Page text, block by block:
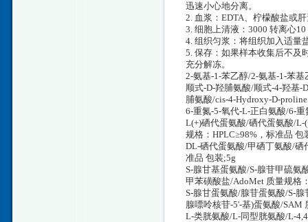
迅速小心地分离。
2. 血浆：EDTA、柠檬酸盐或
3. 细胞上清液：3000 转离心
4. 组织匀浆：将组织加入适量
5. 保存：如果样本收集后不及
充分解冻。
2-氨基-1-苯乙醇/2-氨基-1-苯
顺式-D-羟脯氨酸/顺式-4-羟基-
脯氨酸/cis-4-Hydroxy-D-
6-重氮-5-氧代-L-正白氨酸/6-
L(+)硒代蛋氨酸/硒代蛋氨酸/L-
规格：HPLC≥98%，标准品 包
DL-硒代蛋氨酸/甲硒丁氨酸/硒
准品 包装;5g
S-腺甘基蛋氨酸/S-腺苷甲硫氨
甲苯磺酸盐/AdoMet 质量规格
S-腺甘蛋氨酸/腺苷蛋氨酸/S-
腺嘌呤核苷-5'-基)蛋氨酸/SAM
L-类胱氨酸/L-同型胱氨酸/L-